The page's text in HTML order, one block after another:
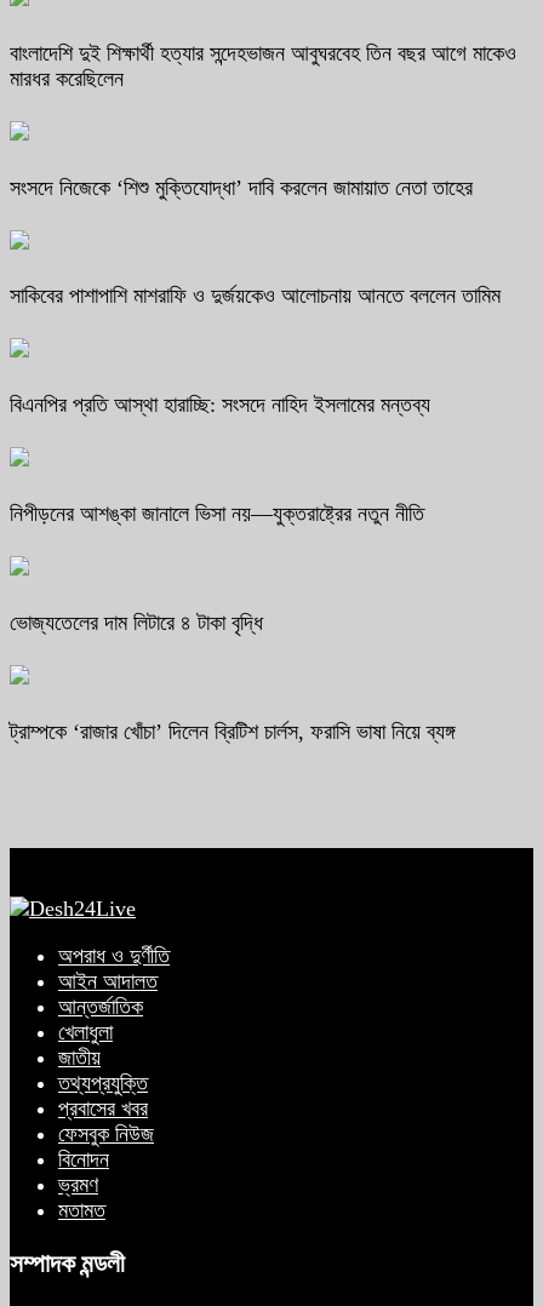
বাংলাদেশি দুই শিক্ষার্থী হত্যার সন্দেহভাজন আবুঘরবেহ তিন বছর আগে মাকেও
মারধর করেছিলেন
সংসদে নিজেকে ‘শিশু মুক্তিযোদ্ধা’ দাবি করলেন জামায়াত নেতা তাহের
সাকিবের পাশাপাশি মাশরাফি ও দুর্জয়কেও আলোচনায় আনতে বললেন তামিম
বিএনপির প্রতি আস্থা হারাচ্ছি: সংসদে নাহিদ ইসলামের মন্তব্য
নিপীড়নের আশঙ্কা জানালে ভিসা নয়—যুক্তরাষ্ট্রের নতুন নীতি
ভোজ্যতেলের দাম লিটারে ৪ টাকা বৃদ্ধি
ট্রাম্পকে ‘রাজার খোঁচা’ দিলেন ব্রিটিশ চার্লস, ফরাসি ভাষা নিয়ে ব্যঙ্গ
অপরাধ ও দুর্ণীতি
আইন আদালত
আন্তর্জাতিক
খেলাধুলা
জাতীয়
তথ্যপ্রযুক্তি
প্রবাসের খবর
ফেসবুক নিউজ
বিনোদন
ভ্রমণ
মতামত
সম্পাদক মন্ডলী